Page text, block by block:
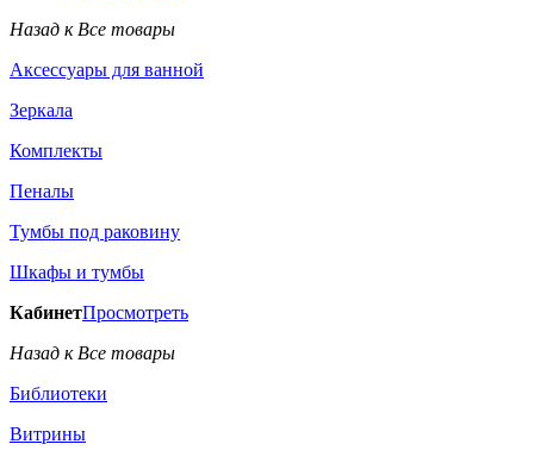
Назад к Все товары
Аксессуары для ванной
Зеркала
Комплекты
Пеналы
Тумбы под раковину
Шкафы и тумбы
КабинетПросмотреть
Назад к Все товары
Библиотеки
Витрины